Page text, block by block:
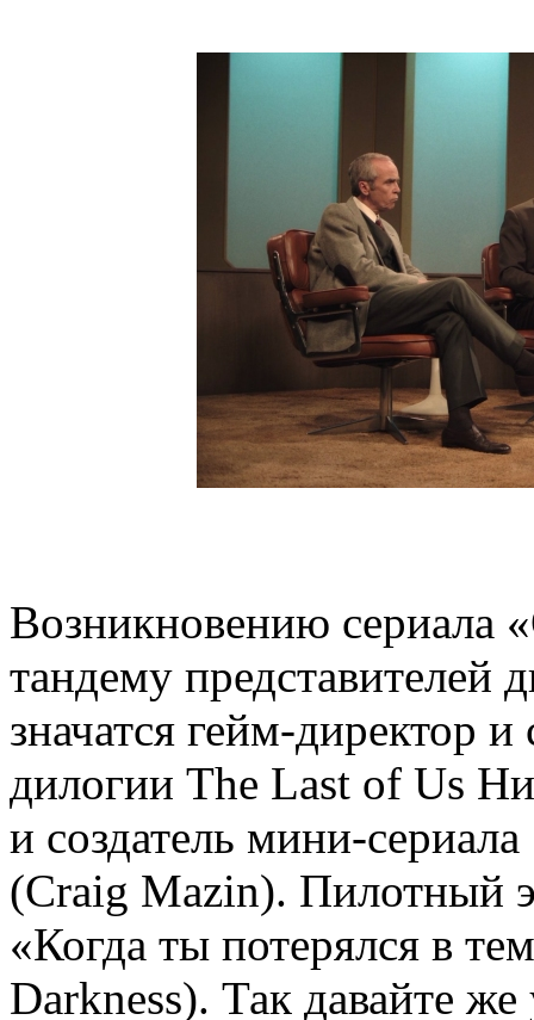
Возникновению сериала
тандему представителей
значатся гейм-директор
дилогии The Last of Us
и создатель мини-
(Craig Mazin). Пилотный
«Когда ты потерялся в
Darkness). Так давайте